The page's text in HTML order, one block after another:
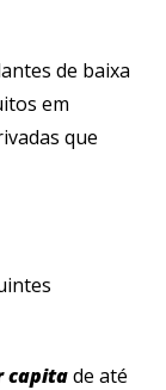
de baixa
em
que
capitade até